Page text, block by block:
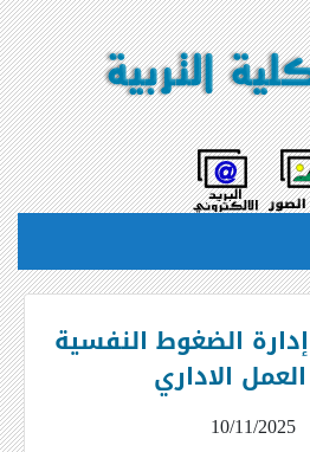
الضغوط النفسية
الاداري
10/11/2025